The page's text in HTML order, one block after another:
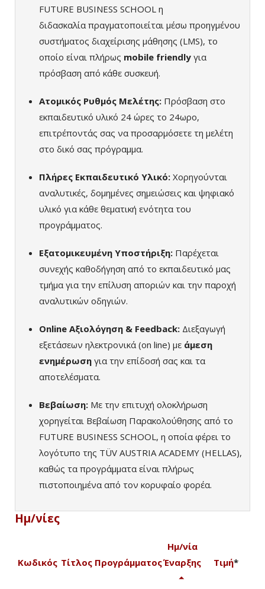
FUTURE BUSINESS SCHOOL η
διδασκαλία πραγματοποιείται μέσω προηγμένου
συστήματος διαχείρισης μάθησης (LMS), το
οποίο είναι πλήρως mobile friendly για
πρόσβαση από κάθε συσκευή.
Ατομικός Ρυθμός Μελέτης: Πρόσβαση στο
εκπαιδευτικό υλικό 24 ώρες το 24ωρο,
επιτρέποντάς σας να προσαρμόσετε τη μελέτη
στο δικό σας πρόγραμμα.
Πλήρες Εκπαιδευτικό Υλικό: Χορηγούνται
αναλυτικές, δομημένες σημειώσεις και ψηφιακό
υλικό για κάθε θεματική ενότητα του
προγράμματος.
Εξατομικευμένη Υποστήριξη: Παρέχεται
συνεχής καθοδήγηση από το εκπαιδευτικό μας
τμήμα για την επίλυση αποριών και την παροχή
αναλυτικών οδηγιών.
Online Αξιολόγηση & Feedback: Διεξαγωγή
εξετάσεων ηλεκτρονικά (on line) με άμεση
ενημέρωση για την επίδοσή σας και τα
αποτελέσματα.
Βεβαίωση: Με την επιτυχή ολοκλήρωση
χορηγείται Βεβαίωση Παρακολούθησης από το
FUTURE BUSINESS SCHOOL, η οποία φέρει το
λογότυπο της TÜV AUSTRIA ACADEMY (HELLAS),
καθώς τα προγράμματα είναι πλήρως
πιστοποιημένα από τον κορυφαίο φορέα.
Ημ/νίες
Κωδικός Τίτλος Προγράμματος
Ημ/νία
Έναρξης
Τιμή*